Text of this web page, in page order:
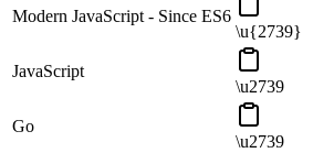
Modern JavaScript - Since ES6
\u{2739}
JavaScript
\u2739
Go
\u2739